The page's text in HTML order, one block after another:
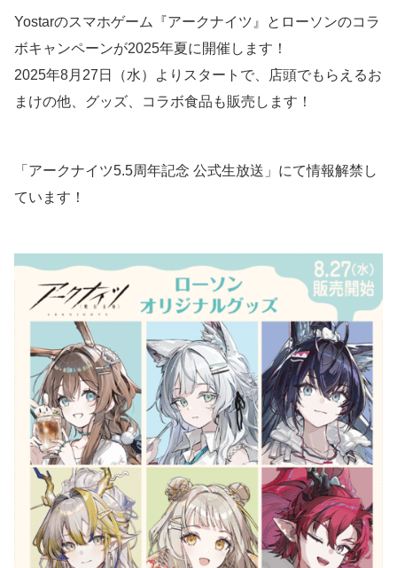
Yostarのスマホゲーム『アークナイツ』とローソンのコラ
ボキャンペーンが2025年夏に開催します！
2025年8月27日（水）よりスタートで、店頭でもらえるお
まけの他、グッズ、コラボ食品も販売します！
「アークナイツ5.5周年記念 公式生放送」にて情報解禁し
ています！